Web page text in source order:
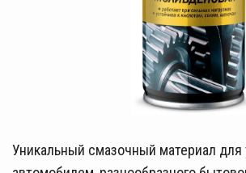
Уникальный смазочный материал для